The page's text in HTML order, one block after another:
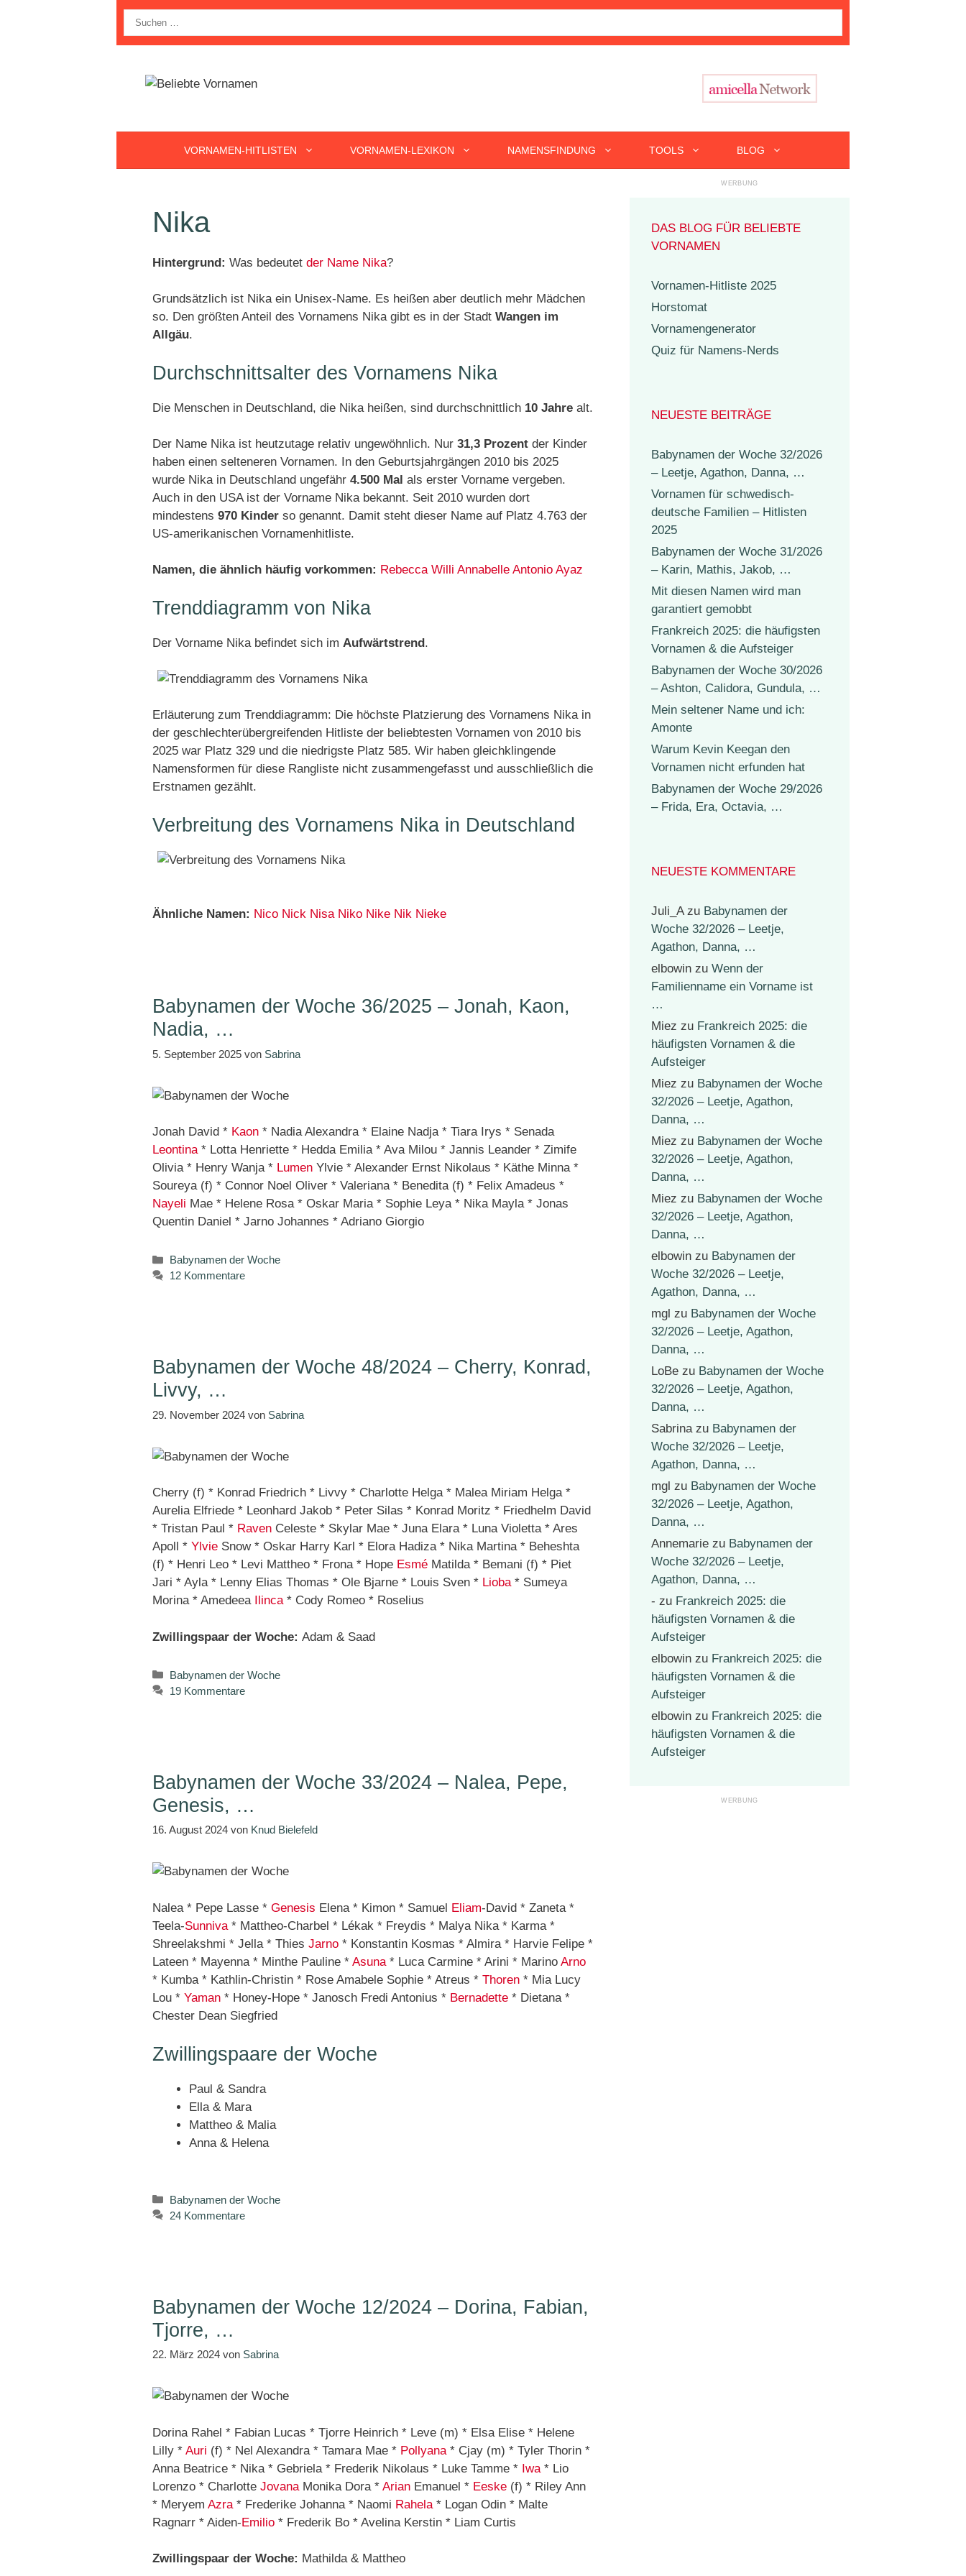
nach:
VORNAMEN-HITLISTEN VORNAMEN-LEXIKON NAMENSFINDUNG TOOLS BLOG
Nika
Hintergrund: Was bedeutet der Name Nika?
Grundsätzlich ist Nika ein Unisex-Name. Es heißen aber deutlich mehr Mädchen
so. Den größten Anteil des Vornamens Nika gibt es in der Stadt Wangen im
Allgäu.
Durchschnittsalter des Vornamens Nika
Die Menschen in Deutschland, die Nika heißen, sind durchschnittlich 10 Jahre alt.
Der Name Nika ist heutzutage relativ ungewöhnlich. Nur 31,3 Prozent der Kinder
haben einen selteneren Vornamen. In den Geburtsjahrgängen 2010 bis 2025
wurde Nika in Deutschland ungefähr 4.500 Mal als erster Vorname vergeben.
Auch in den USA ist der Vorname Nika bekannt. Seit 2010 wurden dort
mindestens 970 Kinder so genannt. Damit steht dieser Name auf Platz 4.763 der
US-amerikanischen Vornamenhitliste.
Namen, die ähnlich häufig vorkommen: Rebecca Willi Annabelle Antonio Ayaz
Trenddiagramm von Nika
Der Vorname Nika befindet sich im Aufwärtstrend.
Erläuterung zum Trenddiagramm: Die höchste Platzierung des Vornamens Nika in
der geschlechterübergreifenden Hitliste der beliebtesten Vornamen von 2010 bis
2025 war Platz 329 und die niedrigste Platz 585. Wir haben gleichklingende
Namensformen für diese Rangliste nicht zusammengefasst und ausschließlich die
Erstnamen gezählt.
Verbreitung des Vornamens Nika in Deutschland
Ähnliche Namen: Nico Nick Nisa Niko Nike Nik Nieke
Babynamen der Woche 36/2025 – Jonah, Kaon,
Nadia, …
5. September 2025 von Sabrina
Jonah David * Kaon * Nadia Alexandra * Elaine Nadja * Tiara Irys * Senada
Leontina* Lotta Henriette * Hedda Emilia * Ava Milou * Jannis Leander * Zimife
Olivia * Henry Wanja * Lumen Ylvie * Alexander Ernst Nikolaus * Käthe Minna *
Soureya (f) * Connor Noel Oliver * Valeriana * Benedita (f) * Felix Amadeus *
Nayeli Mae * Helene Rosa * Oskar Maria * Sophie Leya * Nika Mayla * Jonas
Quentin Daniel * Jarno Johannes * Adriano Giorgio
Kategorien
Babynamen der Woche
12 Kommentare
Babynamen der Woche 48/2024 – Cherry, Konrad,
Livvy, …
29. November 2024 von Sabrina
Cherry (f) * Konrad Friedrich * Livvy * Charlotte Helga * Malea Miriam Helga *
Aurelia Elfriede * Leonhard Jakob * Peter Silas * Konrad Moritz * Friedhelm David
* Tristan Paul * Raven Celeste * Skylar Mae * Juna Elara * Luna Violetta * Ares
Apoll * Ylvie Snow * Oskar Harry Karl * Elora Hadiza * Nika Martina * Beheshta
(f) * Henri Leo * Levi Mattheo * Frona * Hope Esmé Matilda * Bemani (f) * Piet
Jari * Ayla * Lenny Elias Thomas * Ole Bjarne * Louis Sven * Lioba* Sumeya
Morina * Amedeea Ilinca* Cody Romeo * Roselius
Zwillingspaar der Woche: Adam & Saad
Kategorien
Babynamen der Woche
19 Kommentare
Babynamen der Woche 33/2024 – Nalea, Pepe,
Genesis, …
16. August 2024 von Knud Bielefeld
Nalea * Pepe Lasse * Genesis Elena * Kimon * Samuel Eliam-David * Zaneta *
Teela-Sunniva * Mattheo-Charbel * Lékak * Freydis * Malya Nika * Karma *
Shreelakshmi * Jella * Thies Jarno * Konstantin Kosmas * Almira * Harvie Felipe *
Lateen * Mayenna * Minthe Pauline * Asuna * Luca Carmine * Arini * Marino Arno
* Kumba * Kathlin-Christin * Rose Amabele Sophie * Atreus * Thoren * Mia Lucy
Lou * Yaman * Honey-Hope * Janosch Fredi Antonius * Bernadette * Dietana *
Chester Dean Siegfried
Zwillingspaare der Woche
Paul & Sandra
Ella & Mara
Mattheo & Malia
Anna & Helena
Kategorien
Babynamen der Woche
24 Kommentare
Babynamen der Woche 12/2024 – Dorina, Fabian,
Tjorre, …
22. März 2024 von Sabrina
Dorina Rahel * Fabian Lucas * Tjorre Heinrich * Leve (m) * Elsa Elise * Helene
Lilly * Auri (f) * Nel Alexandra * Tamara Mae * Pollyana * Cjay (m) * Tyler Thorin *
Anna Beatrice * Nika * Gebriela * Frederik Nikolaus * Luke Tamme * Iwa * Lio
Lorenzo * Charlotte Jovana Monika Dora * Arian Emanuel * Eeske (f) * Riley Ann
* Meryem Azra * Frederike Johanna * Naomi Rahela * Logan Odin * Malte
Ragnarr * Aiden-Emilio * Frederik Bo * Avelina Kerstin * Liam Curtis
Zwillingspaar der Woche: Mathilda & Mattheo
DAS BLOG FÜR BELIEBTE
VORNAMEN
Vornamen-Hitliste 2025
Horstomat
Vornamengenerator
Quiz für Namens-Nerds
NEUESTE BEITRÄGE
Babynamen der Woche 32/2026
– Leetje, Agathon, Danna, …
Vornamen für schwedisch-
deutsche Familien – Hitlisten
2025
Babynamen der Woche 31/2026
– Karin, Mathis, Jakob, …
Mit diesen Namen wird man
garantiert gemobbt
Frankreich 2025: die häufigsten
Vornamen & die Aufsteiger
Babynamen der Woche 30/2026
– Ashton, Calidora, Gundula, …
Mein seltener Name und ich:
Amonte
Warum Kevin Keegan den
Vornamen nicht erfunden hat
Babynamen der Woche 29/2026
– Frida, Era, Octavia, …
NEUESTE KOMMENTARE
Juli_Azu Babynamen der
Woche 32/2026 – Leetje,
Agathon, Danna, …
elbowin zu Wenn der
Familienname ein Vorname ist
…
Miez zu Frankreich 2025: die
häufigsten Vornamen & die
Aufsteiger
Miez zu Babynamen der Woche
32/2026 – Leetje, Agathon,
Danna, …
Miez zu Babynamen der Woche
32/2026 – Leetje, Agathon,
Danna, …
Miez zu Babynamen der Woche
32/2026 – Leetje, Agathon,
Danna, …
elbowin zu Babynamen der
Woche 32/2026 – Leetje,
Agathon, Danna, …
mgl zu Babynamen der Woche
32/2026 – Leetje, Agathon,
Danna, …
LoBe zu Babynamen der Woche
32/2026 – Leetje, Agathon,
Danna, …
Sabrinazu Babynamen der
Woche 32/2026 – Leetje,
Agathon, Danna, …
mgl zu Babynamen der Woche
32/2026 – Leetje, Agathon,
Danna, …
Annemarie zu Babynamen der
Woche 32/2026 – Leetje,
Agathon, Danna, …
- zu Frankreich 2025: die
häufigsten Vornamen & die
Aufsteiger
elbowin zu Frankreich 2025: die
häufigsten Vornamen & die
Aufsteiger
elbowin zu Frankreich 2025: die
häufigsten Vornamen & die
Aufsteiger